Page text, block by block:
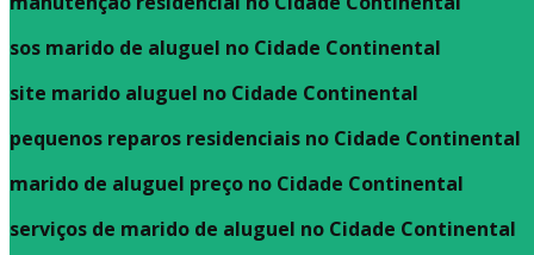
sos marido de aluguel no Cidade Continental
site marido aluguel no Cidade Continental
pequenos reparos residenciais no Cidade Continental
marido de aluguel preço no Cidade Continental
serviços de marido de aluguel no Cidade Continental